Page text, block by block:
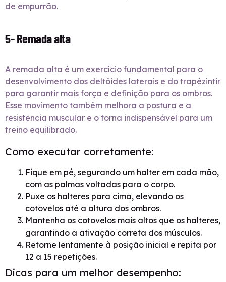
de empurrão.
5- Remada alta
A remada alta é um exercício fundamental para o
desenvolvimento dos deltóides laterais e do trapézintir
para garantir mais força e definição para os ombros.
Esse movimento também melhora a postura e a
resistência muscular e o torna indispensável para um
treino equilibrado.
Como executar corretamente:
Fique em pé, segurando um halter em cada mão,
com as palmas voltadas para o corpo.
Puxe os halteres para cima, elevando os
cotovelos até a altura dos ombros.
Mantenha os cotovelos mais altos que os halteres,
garantindo a ativação correta dos músculos.
Retorne lentamente à posição inicial e repita por
12 a 15 repetições.
Dicas para um melhor desempenho: